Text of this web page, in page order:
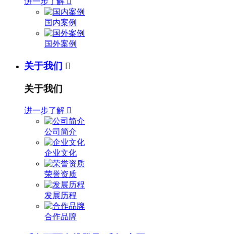
国内案例
国外案例
关于我们 
关于我们
进一步了解 
公司简介
企业文化
荣誉资质
发展历程
合作品牌